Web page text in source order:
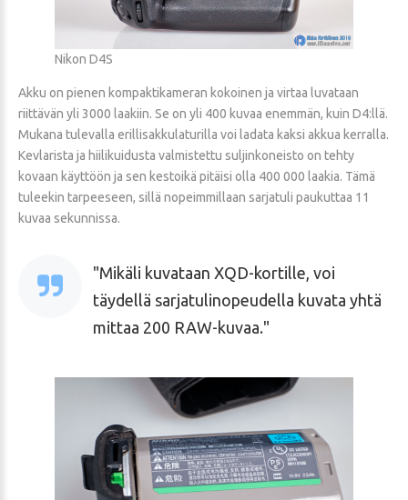
Nikon D4S
Akku on pienen kompaktikameran kokoinen ja virtaa luvataan
riittävän yli 3000 laakiin. Se on yli 400 kuvaa enemmän, kuin D4:llä.
Mukana tulevalla erillisakkulaturilla voi ladata kaksi akkua kerralla.
Kevlarista ja hiilikuidusta valmistettu suljinkoneisto on tehty
kovaan käyttöön ja sen kestoikä pitäisi olla 400 000 laakia. Tämä
tuleekin tarpeeseen, sillä nopeimmillaan sarjatuli paukuttaa 11
kuvaa sekunnissa.
Mikäli kuvataan XQD-kortille, voi
täydellä sarjatulinopeudella kuvata yhtä
mittaa 200 RAW-kuvaa.